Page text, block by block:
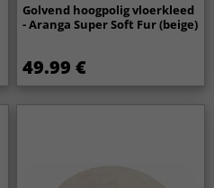
Golvend hoogpolig vloerkleed
- Aranga Super Soft Fur (beige)
49.99 €